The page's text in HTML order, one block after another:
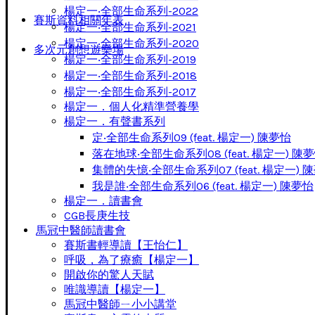
賽斯資料相關年表
多次元創想遊樂場
楊定一‧全部生命系列-2022
楊定一‧全部生命系列-2021
楊定一‧全部生命系列-2020
楊定一‧全部生命系列-2019
楊定一‧全部生命系列-2018
楊定一‧全部生命系列-2017
楊定一．個人化精準營養學
楊定一．有聲書系列
定‧全部生命系列09 (feat. 楊定一) 陳夢怡
落在地球‧全部生命系列08 (feat. 楊定一) 陳
集體的失憶‧全部生命系列07 (feat. 楊定一)
我是誰‧全部生命系列06 (feat. 楊定一) 陳夢怡
楊定一．讀書會
CGB長庚生技
馬冠中醫師讀書會
賽斯書輕導讀【王怡仁】
呼吸，為了療癒【楊定一】
開啟你的驚人天賦
唯識導讀【楊定一】
馬冠中醫師ㄧ小小講堂